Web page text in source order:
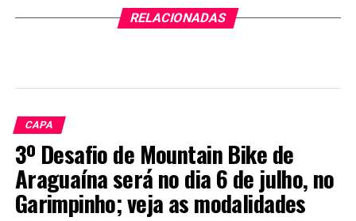
RELACIONADAS
CAPA
3º Desafio de Mountain Bike de
Araguaína será no dia 6 de julho, no
Garimpinho; veja as modalidades